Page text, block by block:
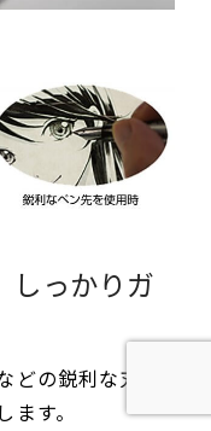
しっかりガ
の鋭利な刃物
す。